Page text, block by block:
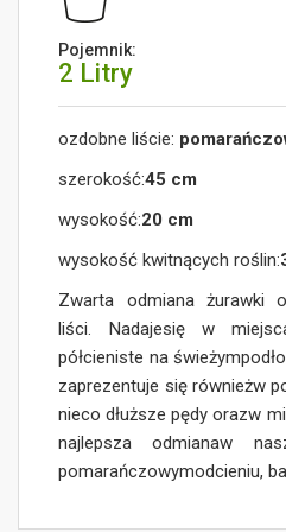
Pojemnik:
2 Litry
ozdobne liście:
szerokość:45 cm
wysokość:20 cm
wysokość kwitnących roślin:
Zwarta odmiana żurawki
liści. Nadajesię w
półcieniste na
zaprezentuje się równieżw
nieco dłuższe pędy orazw
najlepsza odmianaw
pomarańczowymodcieniu,